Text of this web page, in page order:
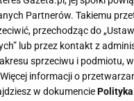
Partnerów. Takiemu
przechodząc do
lub przez kontakt z
sprzeciwu i podmiotu,
informacji o
w dokumencie